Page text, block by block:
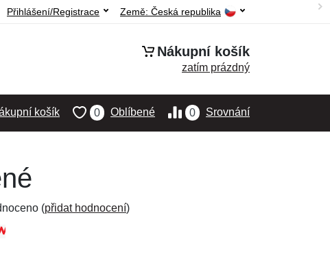
Země: Česká republika
Přihlášení/Registrace
Nákupní košík
zatím prázdný
0 Srovnání
0 Oblíbené
košík
(přidat hodnocení)